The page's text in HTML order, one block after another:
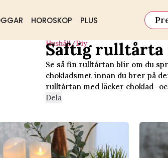
HOROSKOP PLUS
Hushåll/diy
Saftig rulltårta
Se så fin rulltårtan blir om du
chokladsmet innan du brer på
rulltårtan med läcker choklad-
Dela